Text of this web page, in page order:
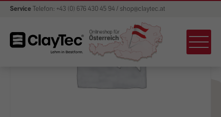
Service Telefon: +43 (0) 676 430 45 94 / shop@claytec.at